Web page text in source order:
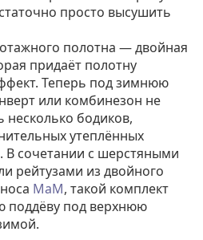
просто высушить
полотна — двойная
придаёт полотну
Теперь под зимнюю
или комбинезон не
несколько бодиков,
утеплённых
В сочетании с шерстяными
рейтузами из двойного
МaM, такой комплект
поддёву под верхнюю